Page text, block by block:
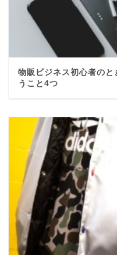
物販ビジネス初心者の
うこと4つ